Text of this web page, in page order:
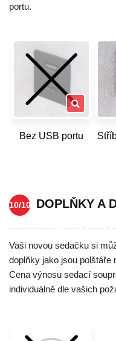
portu.
Bez USB portu
10/10 DOPLŇKY A
Vaši novou sedačku si
doplňky jako jsou
Cena výnosu sedací
individuálně dle vašich